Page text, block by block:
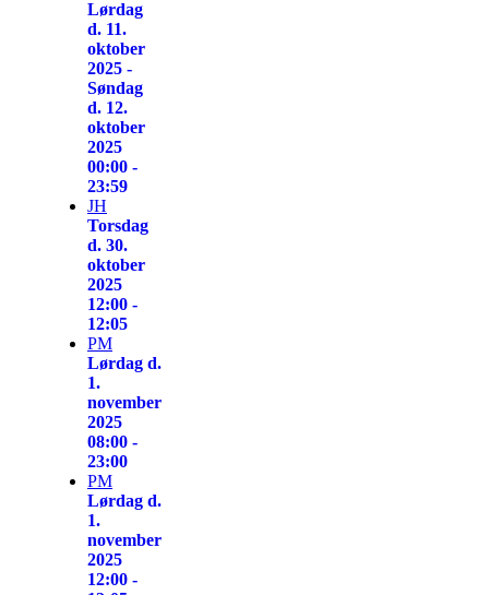
Lørdag
d. 11.
oktober
2025 -
Søndag
d. 12.
oktober
2025
00:00 -
23:59
JH
Torsdag
d. 30.
oktober
2025
12:00 -
12:05
PM
Lørdag d.
1.
november
2025
08:00 -
23:00
PM
Lørdag d.
1.
november
2025
12:00 -